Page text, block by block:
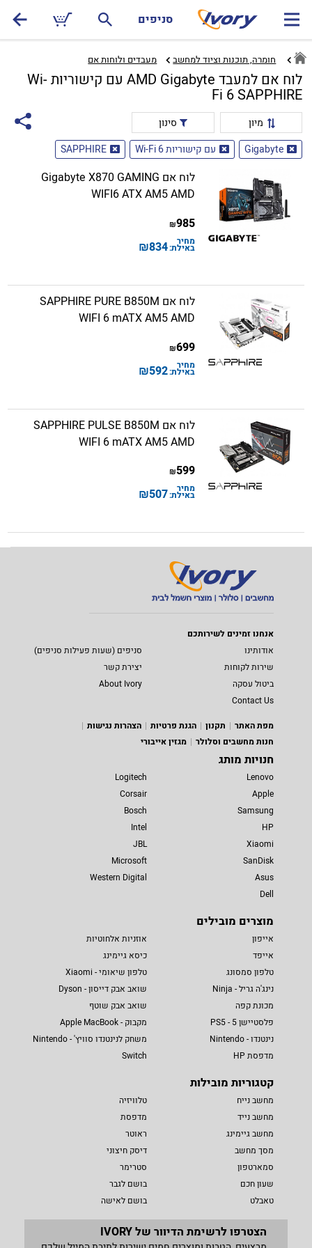
סניפים
חומרה, תוכנות וציוד למחשב מעבדים ולוחות אם‏
לוח אם למעבד AMD Gigabyte עם קישוריות Wi-
Fi 6 SAPPHIRE
מיון
סינון
Gigabyte
עם קישוריות Wi-Fi 6 SAPPHIRE
לוח אם Gigabyte X870 GAMING
WIFI6 ATX AM5 AMD
985
₪
מחיר
באילת:834
₪
לוח אם SAPPHIRE PURE B850M
WIFI 6 mATX AM5 AMD
699
₪
מחיר
באילת:592
₪
לוח אם SAPPHIRE PULSE B850M
WIFI 6 mATX AM5 AMD
599
₪
מחיר
באילת:507
₪
אנחנו זמינים לשירותכם
אודותינו
סניפים (שעות פעילות סניפים)
שירות לקוחות
יצירת קשר
ביטול עסקה
About Ivory
Contact Us
מפת האתר
תקנון הגנת פרטיות
הצהרות נגישות
חנות מחשבים וסלולר
מגזין אייבורי
חנויות מותג
Lenovo
Apple
Samsung
HP
Xiaomi
SanDisk
Asus
Dell
Logitech
Corsair
Bosch
Intel
JBL
Microsoft
Western Digital
מוצרים מובילים
אייפון
אייפד
טלפון סמסונג
נינג'ה גריל - Ninja
מכונת קפה
פלסטיישן 5 - PS5
נינטנדו - Nintendo
מדפסת HP
אוזניות אלחוטיות
כיסא גיימינג
טלפון שיאומי - Xiaomi
שואב אבק דייסון - Dyson
שואב אבק שוטף
מקבוק - Apple MacBook
משחק לנינטנדו סוויץ' - Nintendo
Switch
קטגוריות מובילות
מחשב נייח
מחשב נייד
מחשב גיימינג
מסך מחשב
סמארטפון
שעון חכם
טאבלט
טלוויזיה
מדפסת
ראוטר
דיסק חיצוני
סטרימר
בושם לגבר
בושם לאישה
הצטרפו לרשימת הדיוור של IVORY